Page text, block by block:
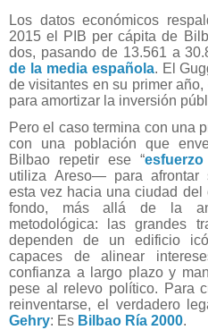
Los datos económicos
2015 el PIB per cápita de
dos, pasando de 13.561 a
de la media española. El
de visitantes en su primer
para amortizar la inversión
Pero el caso termina con una
con una población que
Bilbao repetir ese “
utiliza Areso— para afrontar
esta vez hacia una ciudad
fondo, más allá de la
metodológica: las grandes
dependen de un edificio
capaces de alinear
confianza a largo plazo y
pese al relevo político. Para
reinventarse, el verdadero
Gehry: Es Bilbao Ría 2000.